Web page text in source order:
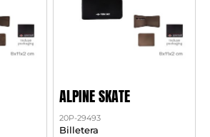
ALPINE SKATE
20P-29493
Billetera